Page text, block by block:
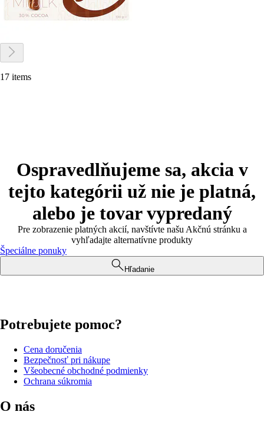
17 items
Ospravedlňujeme sa, akcia v
tejto kategórii už nie je platná,
alebo je tovar vypredaný
Pre zobrazenie platných akcií, navštívte našu Akčnú stránku a
vyhľadajte alternatívne produkty
Špeciálne ponuky
Hľadanie
Potrebujete pomoc?
Cena doručenia
Bezpečnosť pri nákupe
Všeobecné obchodné podmienky
Ochrana súkromia
O nás